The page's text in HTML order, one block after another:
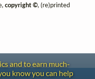
copyright ©, (re)printed
and to earn much-
know you can help